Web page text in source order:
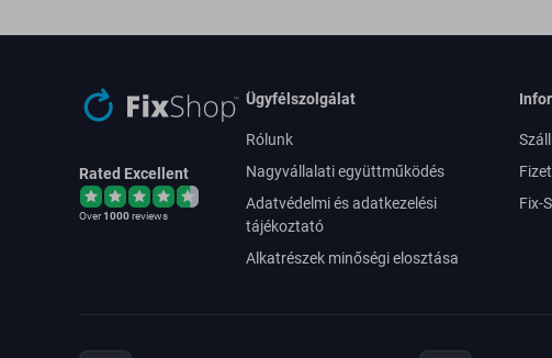
Rated Excellent
Over1000reviews
Ügyfélszolgálat
Rólunk
Nagyvállalati együttműködés
Adatvédelmi és adatkezelési
tájékoztató
Alkatrészek minőségi elosztása
Fix-